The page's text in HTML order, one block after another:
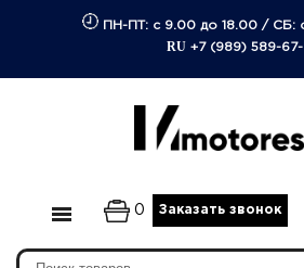
ПН-ПТ: с 9.00 до 18.00/ СБ:
RU +7 (989) 589-67-
0 Заказать звонок